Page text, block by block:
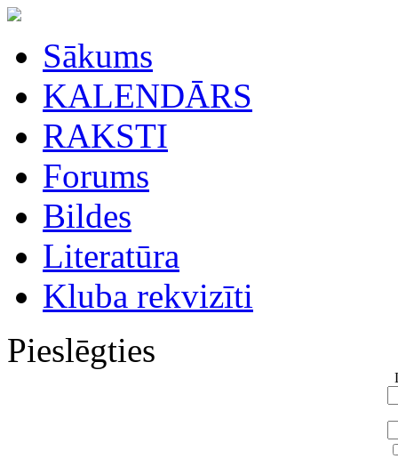
Sākums
KALENDĀRS
RAKSTI
Forums
Bildes
Literatūra
Kluba rekvizīti
Pieslēgties